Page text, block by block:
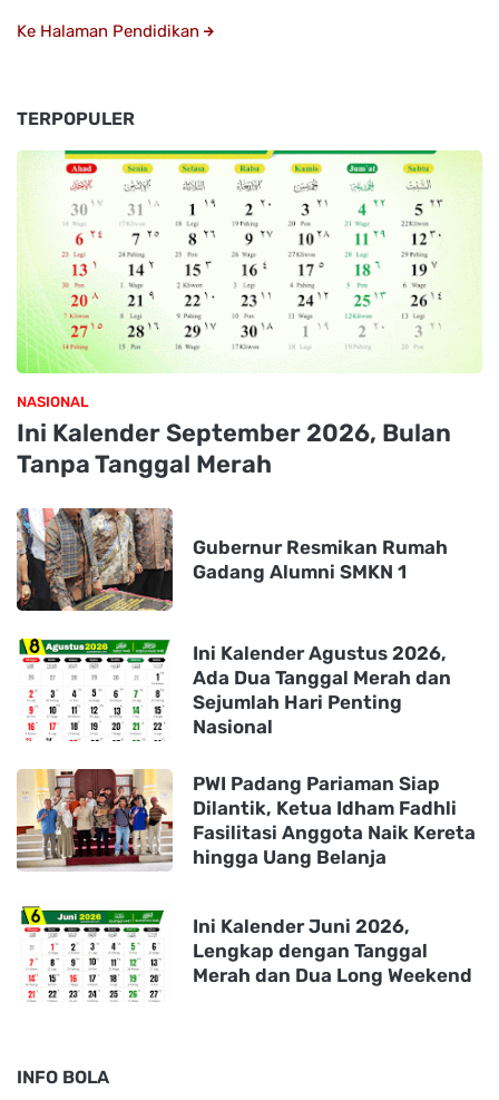
Ke Halaman Pendidikan
TERPOPULER
NASIONAL
Ini Kalender September 2026, Bulan
Tanpa Tanggal Merah
Gubernur Resmikan Rumah
Gadang Alumni SMKN 1
Ini Kalender Agustus 2026,
Ada Dua Tanggal Merah dan
Sejumlah Hari Penting
Nasional
PWI Padang Pariaman Siap
Dilantik, Ketua Idham Fadhli
Fasilitasi Anggota Naik Kereta
hingga Uang Belanja
Ini Kalender Juni 2026,
Lengkap dengan Tanggal
Merah dan Dua Long Weekend
INFO BOLA